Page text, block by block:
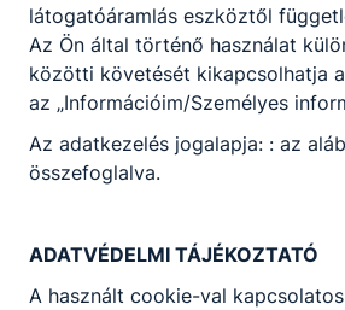
látogatóáramlás eszköztől
Az Ön által történő használat
közötti követését kikapcsolhatja
az „Információim/Személyes
Az adatkezelés jogalapja: : az
összefoglalva.
ADATVÉDELMI TÁJÉKOZTATÓ
A használt cookie-val